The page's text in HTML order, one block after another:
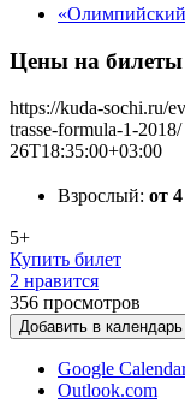
Цены на билеты
https://kuda-sochi.ru/
trasse-formula-1-2018/
26T18:35:00+03:00
Взрослый: от
5+
Купить билет
2 нравится
356 просмотров
Добавить в календарь
Google
Outlook.com